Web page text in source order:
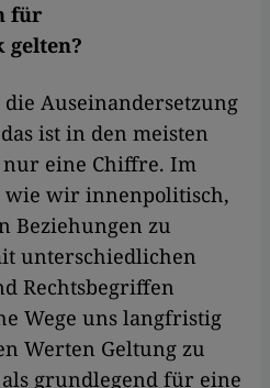
für
Auseinandersetzung
ist in den meisten
eine Chiffre. Im
wie wir innenpolitisch,
Beziehungen zu
unterschiedlichen
Rechtsbegriffen
Wege uns langfristig
Werten Geltung zu
grundlegend für eine